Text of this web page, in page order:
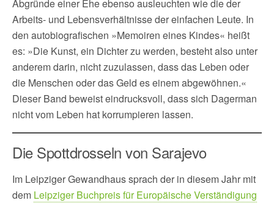
Abgründe einer Ehe ebenso ausleuchten wie die der
Arbeits- und Lebensverhältnisse der einfachen Leute. In
den autobiografischen »Memoiren eines Kindes« heißt
es: »Die Kunst, ein Dichter zu werden, besteht also unter
anderem darin, nicht zuzulassen, dass das Leben oder
die Menschen oder das Geld es einem abgewöhnen.«
Dieser Band beweist eindrucksvoll, dass sich Dagerman
nicht vom Leben hat korrumpieren lassen.
Die Spottdrosseln von Sarajevo
Im Leipziger Gewandhaus sprach der in diesem Jahr mit
dem Leipziger Buchpreis für Europäische Verständigung